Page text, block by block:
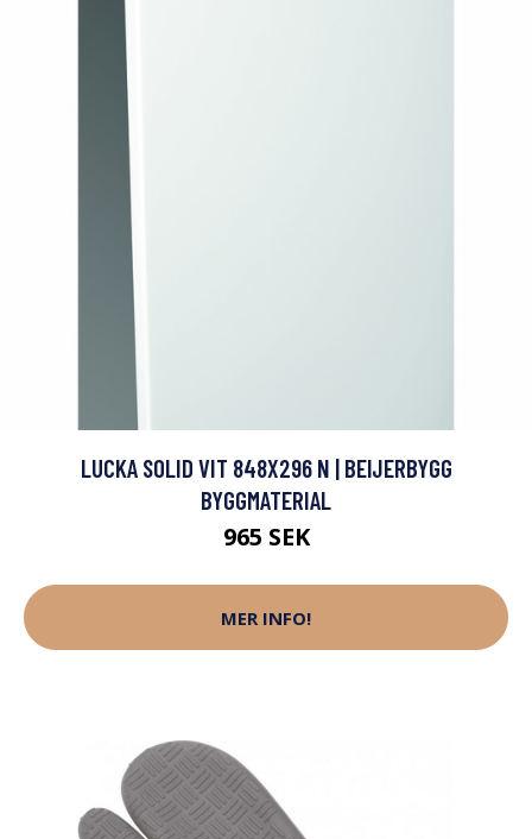
LUCKA SOLID VIT 848X296 N | BEIJERBYGG
BYGGMATERIAL
965 SEK
MER INFO!